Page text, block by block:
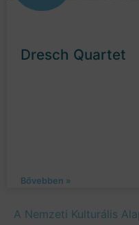
Dresch Quartet
Bővebben »
A Nemzeti Kulturális